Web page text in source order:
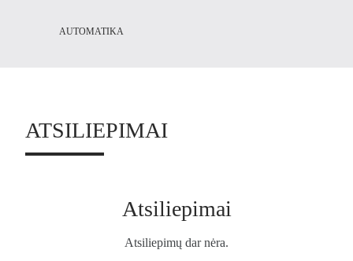
AUTOMATIKA
ATSILIEPIMAI
Atsiliepimai
Atsiliepimų dar nėra.